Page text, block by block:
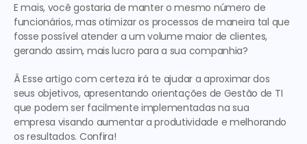
E mais, você gostaria de manter o mesmo número de
funcionários, mas otimizar os processos de maneira tal que
fosse possível atender a um volume maior de clientes,
gerando assim, mais lucro para a sua companhia?
Â Esse artigo com certeza irá te ajudar a aproximar dos
seus objetivos, apresentando orientações de Gestão de TI
que podem ser facilmente implementadas na sua
empresa visando aumentar a produtividade e melhorando
os resultados. Confira!